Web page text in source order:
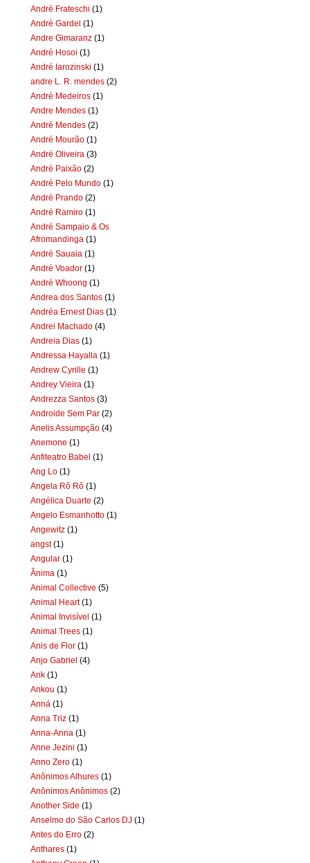
André Frateschi (1)
André Gardel (1)
Andre Gimaranz (1)
André Hosoi (1)
André Iarozinski (1)
andre L. R. mendes (2)
André Medeiros (1)
Andre Mendes (1)
André Mendes (2)
André Mourão (1)
André Oliveira (3)
André Paixão (2)
André Pelo Mundo (1)
André Prando (2)
André Ramiro (1)
André Sampaio & Os
Afromandinga (1)
André Sauaia (1)
André Voador (1)
André Whoong (1)
Andrea dos Santos (1)
Andréa Ernest Dias (1)
Andrei Machado (4)
Andreia Dias (1)
Andressa Hayalla (1)
Andrew Cyrille (1)
Andrey Vieira (1)
Andrezza Santos (3)
Androide Sem Par (2)
Anelis Assumpção (4)
Anemone (1)
Anfiteatro Babel (1)
Ang Lo (1)
Angela Rô Rô (1)
Angélica Duarte (2)
Angelo Esmanhotto (1)
Angewitz (1)
angst (1)
Angular (1)
Ânima (1)
Animal Collective (5)
Animal Heart (1)
Animal Invisível (1)
Animal Trees (1)
Anis de Flor (1)
Anjo Gabriel (4)
Ank (1)
Ankou (1)
Anná (1)
Anna Triz (1)
Anna-Anna (1)
Anne Jezini (1)
Anno Zero (1)
Anônimos Alhures (1)
Anônimos Anônimos (2)
Another Side (1)
Anselmo do São Carlos DJ (1)
Antes do Erro (2)
Anthares (1)